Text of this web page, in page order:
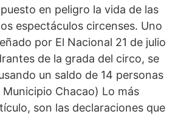
en peligro la vida de las
espectáculos circenses. Uno
por El Nacional 21 de julio
de la grada del circo, se
un saldo de 14 personas
Municipio Chacao) Lo más
son las declaraciones que